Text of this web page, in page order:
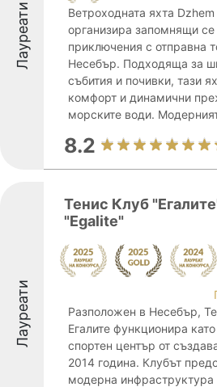
Лауреати
Ветроходната яхта
организира запомнящи
приключения с отправна
Несебър. Подходяща за
събития и почивки, тази
комфорт и динамични
морските води.
8.2
Лауреати
Тенис Клуб
"Egalite"
Разположен в Несебър,
Егалите функционира
спортен център от
2014 година. Клубът
модерна